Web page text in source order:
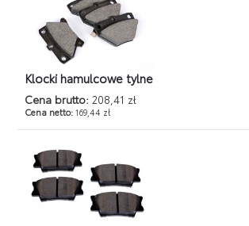
Klocki hamulcowe tylne
Cena brutto: 208,41 zł
Cena netto:169,44 zł